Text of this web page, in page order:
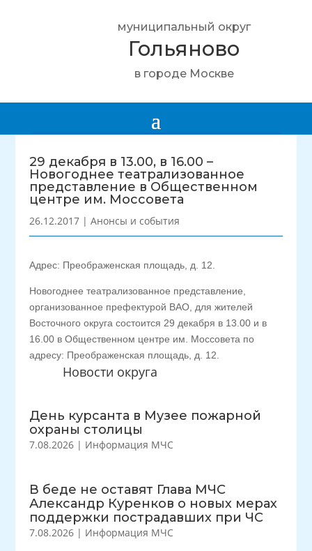
муниципальный округ
Гольяново
в городе Москве
Новости округа
День курсанта в Музее пожарной
охраны столицы
7.08.2026 | Информация МЧС
В беде не оставят Глава МЧС
Александр Куренков о новых мерах
поддержки пострадавших при ЧС
7.08.2026 | Информация МЧС
29 декабря в 13.00, в 16.00 –
Новогоднее театрализованное
представление в Общественном
центре им. Моссовета
26.12.2017 |Анонсы и события
Адрес: Преображенская площадь, д. 12.
Новогоднее театрализованное представление,
организованное префектурой ВАО, для жителей
Восточного округа состоится 29 декабря в 13.00 и в
16.00 в Общественном центре им. Моссовета по
адресу: Преображенская площадь, д. 12.